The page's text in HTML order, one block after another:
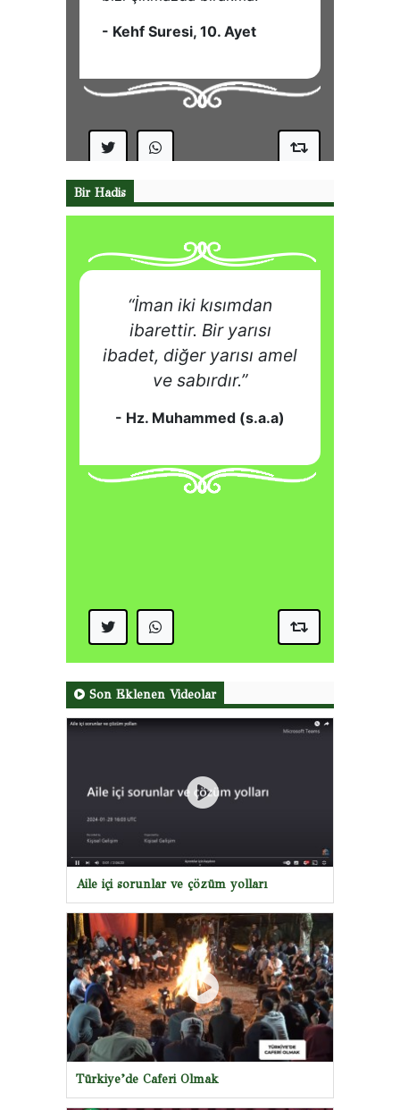
Bir Hadis
Son Eklenen Videolar
Aile içi sorunlar ve çözüm yolları
Türkiye’de Caferi Olmak